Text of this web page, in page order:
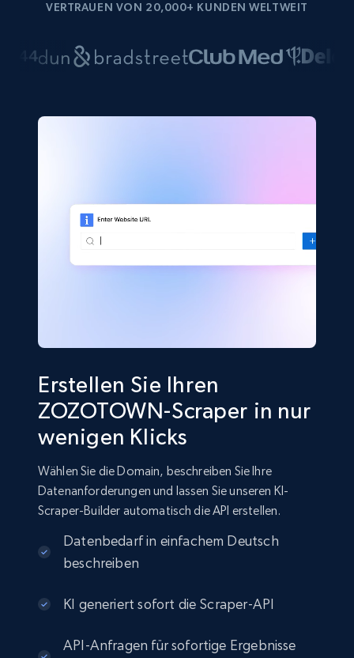
VERTRAUEN VON 20,000+ KUNDEN WELTWEIT
Erstellen Sie Ihren
ZOZOTOWN-Scraper in nur
wenigen Klicks
Wählen Sie die Domain, beschreiben Sie Ihre
Datenanforderungen und lassen Sie unseren KI-
Scraper-Builder automatisch die API erstellen.
Datenbedarf in einfachem Deutsch
beschreiben
KI generiert sofort die Scraper-API
API-Anfragen für sofortige Ergebnisse